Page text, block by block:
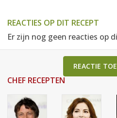
REACTIES OP DIT RECEPT
Er zijn nog geen reacties op
REACTIE
CHEF RECEPTEN